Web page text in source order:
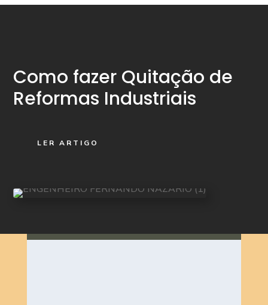
Como fazer Quitação de
Reformas Industriais
LER ARTIGO